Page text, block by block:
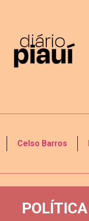
Celso Barros
POLÍTICA